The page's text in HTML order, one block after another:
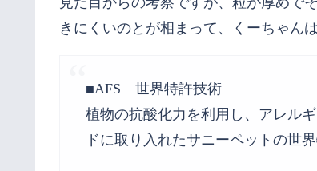
きにくいのとが相まって、くーちゃん
■AFS 世界特許技術
植物の抗酸化力を利用し、アレル
ドに取り入れたサニーペットの世